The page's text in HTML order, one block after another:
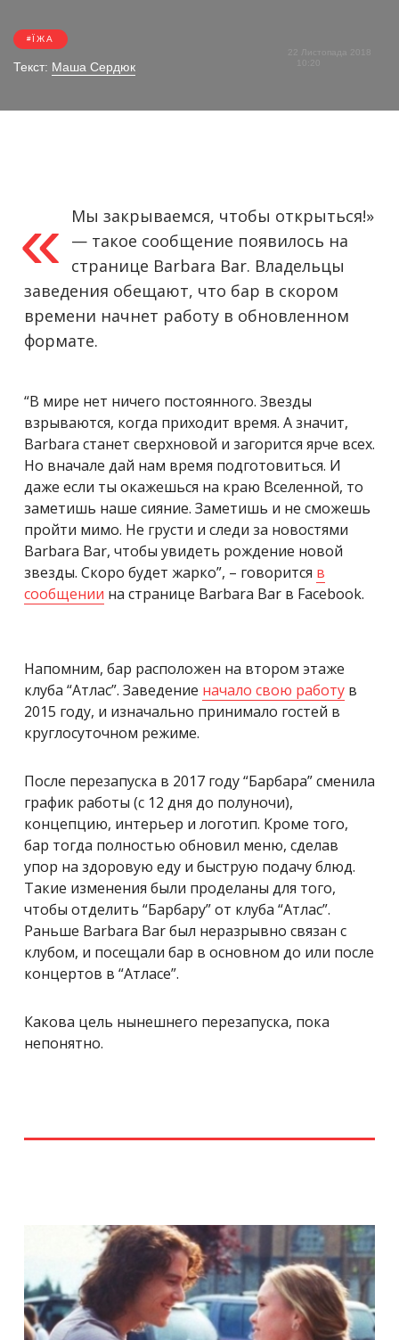
ЇЖА
Текст: Маша Сердюк
22 Листопада 2018
«
Мы закрываемся, чтобы открыться!»
— такое сообщение появилось на
странице Barbara Bar. Владельцы
заведения обещают, что бар в скором
времени начнет работу в обновленном
формате.
“В мире нет ничего постоянного. Звезды
взрываются, когда приходит время. А значит,
Barbara станет сверхновой и загорится ярче всех.
Но вначале дай нам время подготовиться. И
даже если ты окажешься на краю Вселенной, то
заметишь наше сияние. Заметишь и не сможешь
пройти мимо. Не грусти и следи за новостями
Barbara Bar, чтобы увидеть рождение новой
звезды. Скоро будет жарко”, – говорится в
сообщении на странице Barbara Bar в Facebook.
Напомним, бар расположен на втором этаже
клуба “Атлас”. Заведение начало свою работу в
2015 году, и изначально принимало гостей в
круглосуточном режиме.
После перезапуска в 2017 году “Барбара” сменила
график работы (с 12 дня до полуночи),
концепцию, интерьер и логотип. Кроме того,
бар тогда полностью обновил меню, сделав
упор на здоровую еду и быструю подачу блюд.
Такие изменения были проделаны для того,
чтобы отделить “Барбару” от клуба “Атлас”.
Раньше Barbara Bar был неразрывно связан с
клубом, и посещали бар в основном до или после
концертов в “Атласе”.
Какова цель нынешнего перезапуска, пока
непонятно.